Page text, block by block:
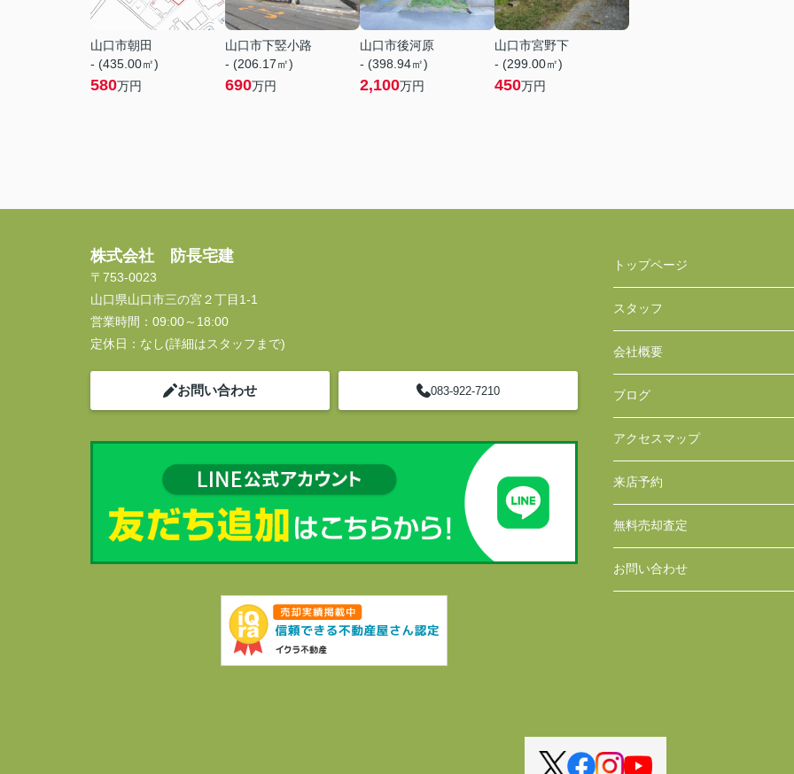
山口市朝田
- (435.00㎡)
580万円
山口市下竪小路
- (206.17㎡)
690万円
山口市後河原
- (398.94㎡)
2,100万円
山口市宮野下
- (299.00㎡)
450万円
株式会社 防長宅建
〒753-0023
山口県山口市三の宮２丁目1-1
営業時間： 09:00～18:00
定休日： なし(詳細はスタッフまで)
お問い合わせ 083-922-7210
トップページ
スタッフ
会社概要
ブログ
アクセスマップ
来店予約
無料売却査定
お問い合わせ